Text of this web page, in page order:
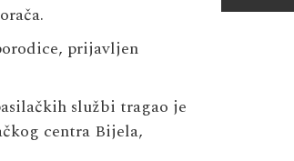
prijavljen
službi tragao je
centra Bijela,